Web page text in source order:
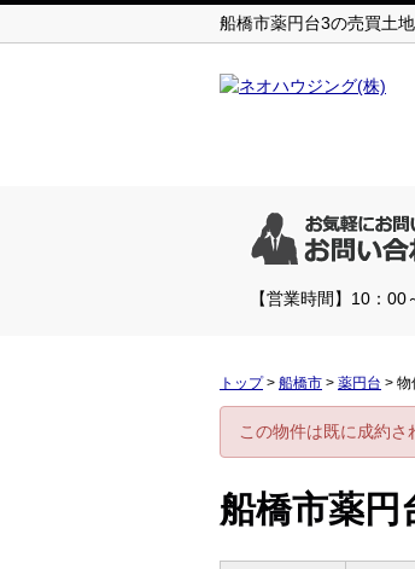
船橋市薬円台3の売買土
【営業時間】10：
トップ> 船橋市 > 薬円台 > 物
この物件は既に成約さ
船橋市薬円